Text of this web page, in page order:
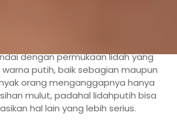
dengan permukaan lidah yang
putih, baik sebagian maupun
orang menganggapnya hanya
mulut, padahal lidahputih bisa
hal lain yang lebih serius.